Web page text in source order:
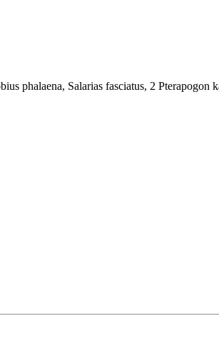
phalaena, Salarias fasciatus, 2 Pterapogon